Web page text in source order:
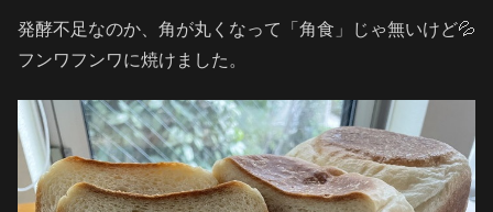
発酵不足なのか、角が丸くなって「角食」じゃ無いけど💦
フンワフンワに焼けました。